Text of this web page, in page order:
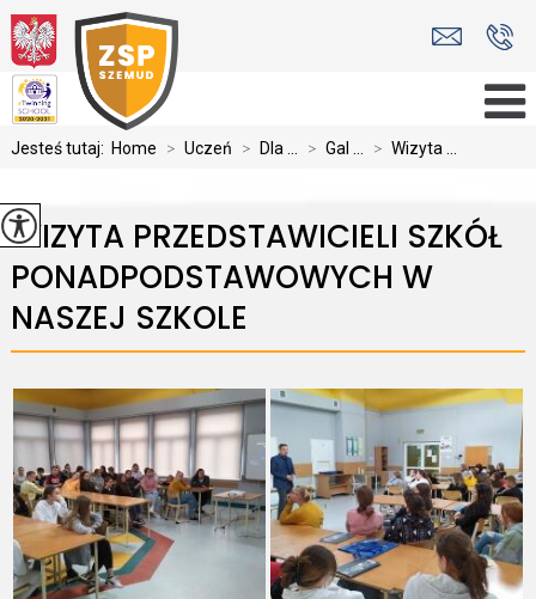
Jesteś tutaj: Home > Uczeń > Dla ... > Gal ... > Wizyta ...
WIZYTA PRZEDSTAWICIELI SZKÓŁ
PONADPODSTAWOWYCH W
NASZEJ SZKOLE